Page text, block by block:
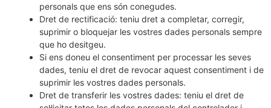
personals que ens són conegudes.
Dret de rectificació: teniu dret a completar, corregir,
suprimir o bloquejar les vostres dades personals sempre
que ho desitgeu.
Si ens doneu el consentiment per processar les seves
dades, teniu el dret de revocar aquest consentiment i de
suprimir les vostres dades personals.
Dret de transferir les vostres dades: teniu el dret de